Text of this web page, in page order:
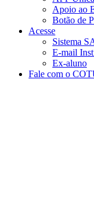
Apoio ao
Botão de
Acesse
Sistema
E-mail
Ex-aluno
Fale com o